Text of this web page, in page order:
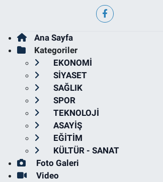
Ana Sayfa
Kategoriler
EKONOMİ
SİYASET
SAĞLIK
SPOR
TEKNOLOJİ
ASAYİŞ
EĞİTİM
KÜLTÜR - SANAT
Foto Galeri
Video